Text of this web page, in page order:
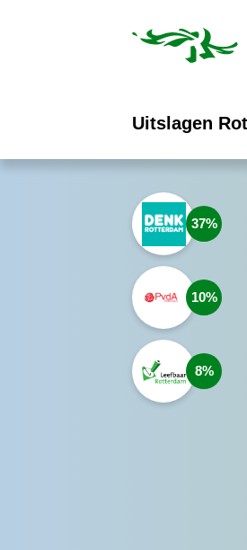
Uitslagen
37
10
8